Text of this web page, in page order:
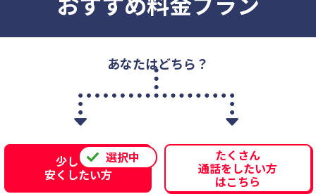
あなたはどちら？
少しでも
安くしたい方
たくさん
通話をしたい方
はこちら